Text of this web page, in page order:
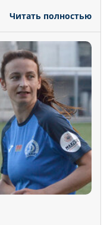
Читать полностью